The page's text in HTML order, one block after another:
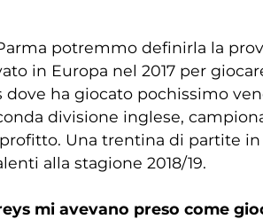
potremmo definirla la
in Europa nel 2017 per
dove ha giocato pochissimo
divisione inglese,
Una trentina di partite
alla stagione 2018/19.
mi avevano preso come